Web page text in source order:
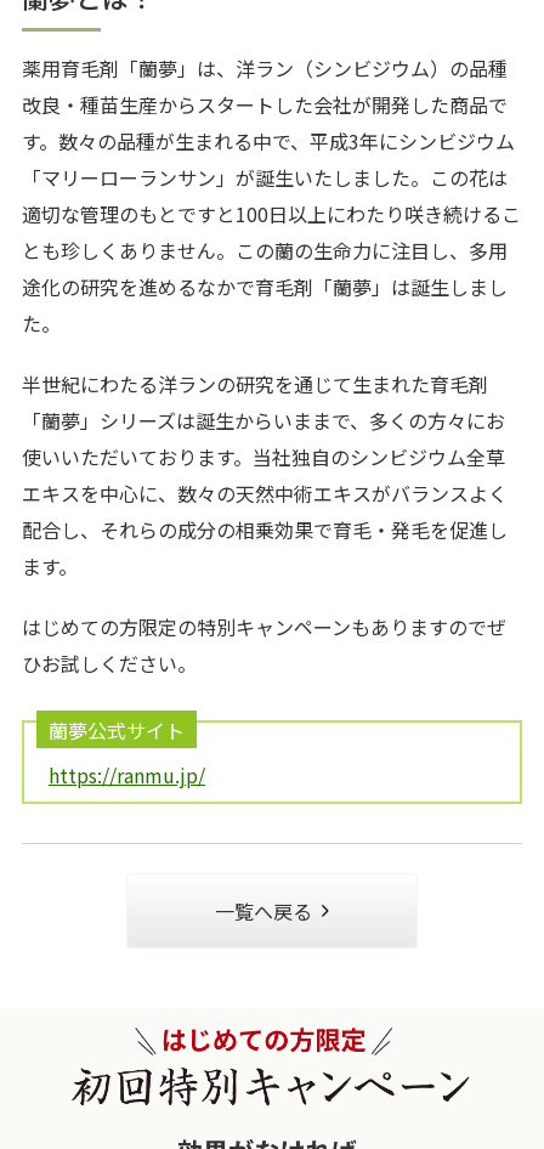
薬用育毛剤「蘭夢」は、洋ラン（シンビジウム）の品種
改良・種苗生産からスタートした会社が開発した商品で
す。数々の品種が生まれる中で、平成3年にシンビジウム
「マリーローランサン」が誕生いたしました。この花は
適切な管理のもとですと100日以上にわたり咲き続けるこ
とも珍しくありません。この蘭の生命力に注目し、多用
途化の研究を進めるなかで育毛剤「蘭夢」は誕生しまし
た。
半世紀にわたる洋ランの研究を通じて生まれた育毛剤
「蘭夢」シリーズは誕生からいままで、多くの方々にお
使いいただいております。当社独自のシンビジウム全草
エキスを中心に、数々の天然中術エキスがバランスよく
配合し、それらの成分の相乗効果で育毛・発毛を促進し
ます。
はじめての方限定の特別キャンペーンもありますのでぜ
ひお試しください。
蘭夢公式サイト
https://ranmu.jp/
一覧へ戻る